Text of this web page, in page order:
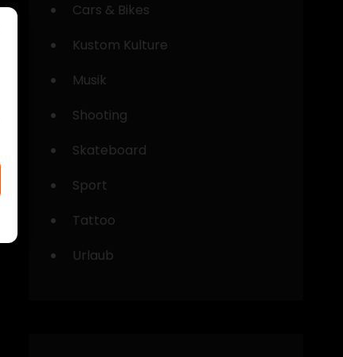
Cars & Bikes
Kustom Kulture
Musik
Shooting
Skateboard
Sport
Tattoo
Urlaub